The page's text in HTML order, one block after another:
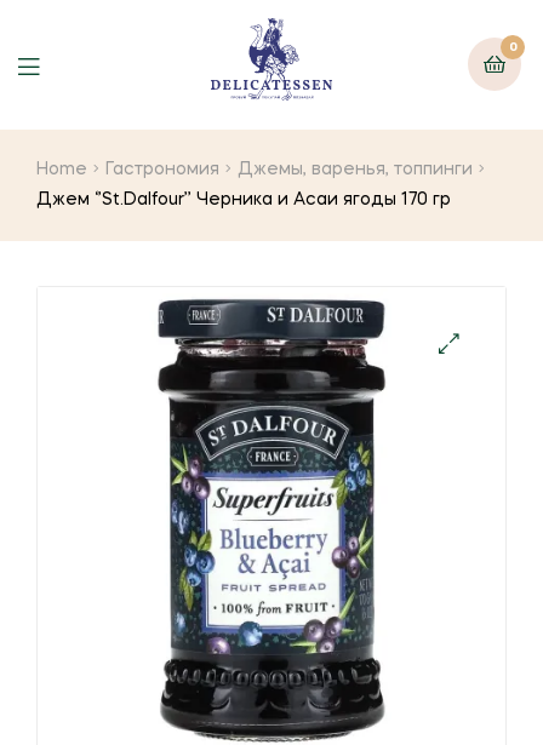
0
Home Гастрономия
Джемы, варенья, топпинги
Джем ‘’St.Dalfour’’ Черника и Асаи ягоды 170 гр